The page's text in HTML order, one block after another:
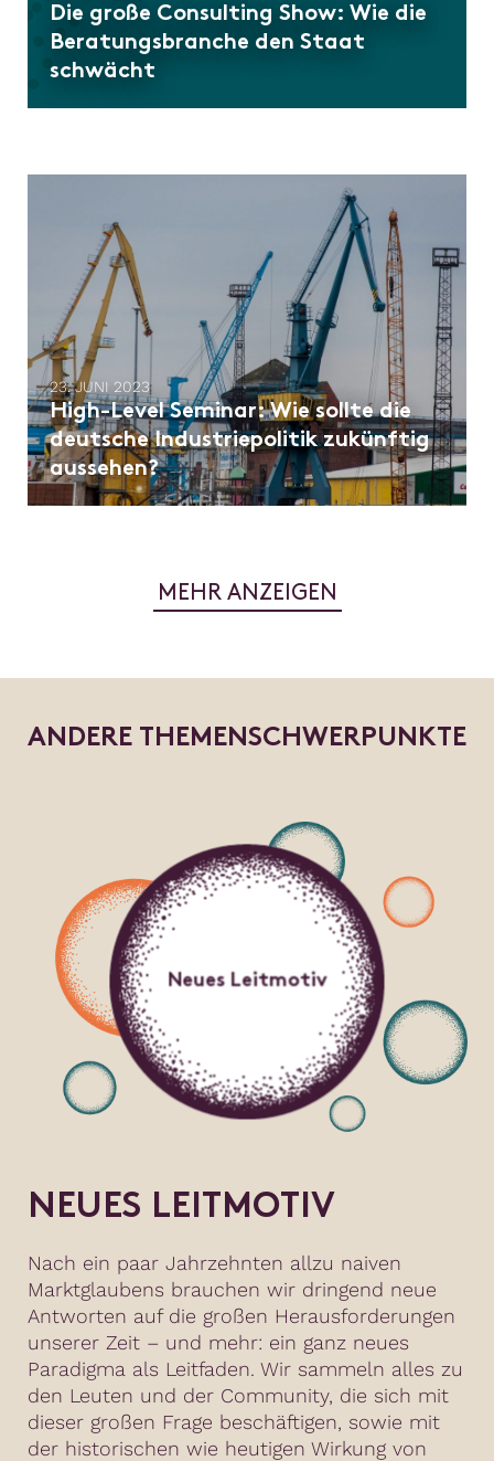
Die große Consulting Show: Wie die
Beratungsbranche den Staat
schwächt
23. JUNI 2023
High-Level Seminar: Wie sollte die
deutsche Industriepolitik zukünftig
aussehen?
MEHR ANZEIGEN
ANDERE THEMENSCHWERPUNKTE
Neues Leitmotiv
NEUES LEITMOTIV
Nach ein paar Jahrzehnten allzu naiven
Marktglaubens brauchen wir dringend neue
Antworten auf die großen Herausforderungen
unserer Zeit – und mehr: ein ganz neues
Paradigma als Leitfaden. Wir sammeln alles zu
den Leuten und der Community, die sich mit
dieser großen Frage beschäftigen, sowie mit
der historischen wie heutigen Wirkung von